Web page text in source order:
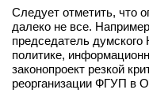
Следует отметить, что
далеко не все.
председатель
политике,
законопроект резкой
реорганизации ФГУП в